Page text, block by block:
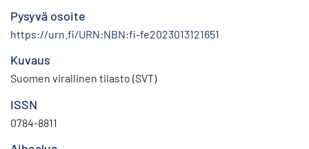
Pysyvä osoite
https://urn.fi/URN:NBN:fi-fe2023013121651
Kuvaus
Suomen virallinen tilasto (SVT)
ISSN
0784-8811